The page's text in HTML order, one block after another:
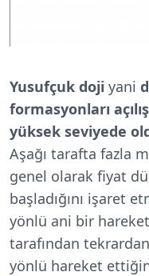
Yusufçuk doji yani
formasyonları
yüksek seviyede
Aşağı tarafta fazla
genel olarak fiyat
başladığını işaret
yönlü ani bir hareket
tarafından
yönlü hareket